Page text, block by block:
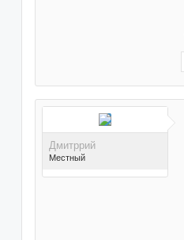
Дмитррий
Местный